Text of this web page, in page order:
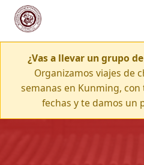
¿Vas a llevar un grupo
Organizamos viajes de
semanas en Kunming,
fechas y te damos un